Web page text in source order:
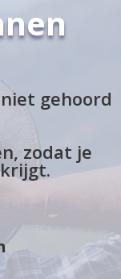
gehoord
zodat je